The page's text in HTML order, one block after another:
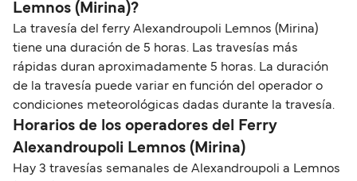
Lemnos (Mirina)?
La travesía del ferry Alexandroupoli Lemnos (Mirina)
tiene una duración de 5 horas. Las travesías más
rápidas duran aproximadamente 5 horas. La duración
de la travesía puede variar en función del operador o
condiciones meteorológicas dadas durante la travesía.
Horarios de los operadores del Ferry
Alexandroupoli Lemnos (Mirina)
Hay 3 travesías semanales de Alexandroupoli a Lemnos